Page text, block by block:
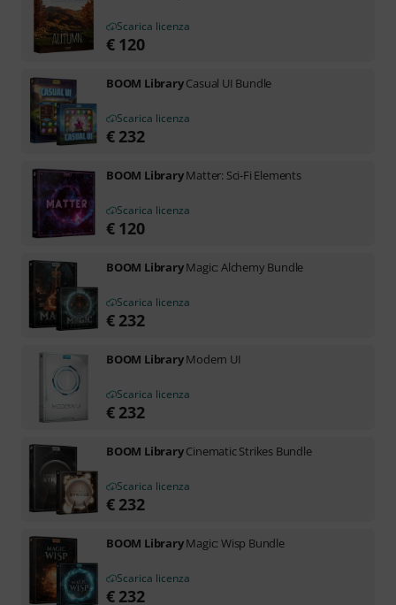
Scarica licenza
€ 120
BOOM LibraryCasual UI Bundle
Scarica licenza
€ 232
BOOM LibraryMatter: Sci-Fi Elements
Scarica licenza
€ 120
BOOM LibraryMagic: Alchemy Bundle
Scarica licenza
€ 232
BOOM LibraryModern UI
Scarica licenza
€ 232
BOOM LibraryCinematic Strikes Bundle
Scarica licenza
€ 232
BOOM LibraryMagic: Wisp Bundle
Scarica licenza
€ 232